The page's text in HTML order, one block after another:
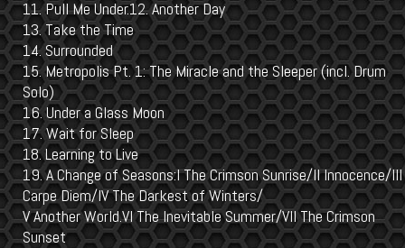
11. Pull Me Under.12. Another Day
13. Take the Time
14. Surrounded
15. Metropolis Pt. 1: The Miracle and the Sleeper (incl. Drum
Solo)
16. Under a Glass Moon
17. Wait for Sleep
18. Learning to Live
19. A Change of Seasons:I The Crimson Sunrise/II Innocence/III
Carpe Diem/IV The Darkest of Winters/
V Another World.VI The Inevitable Summer/VII The Crimson
Sunset